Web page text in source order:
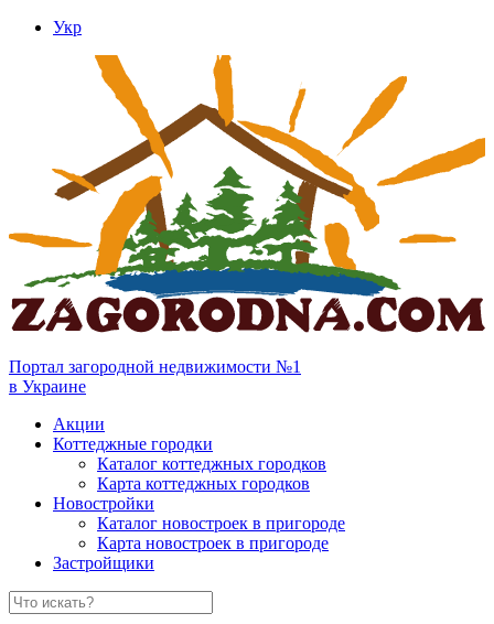
Укр
Портал загородной недвижимости №1
в Украине
Акции
Коттеджные городки
Каталог коттеджных городков
Карта коттеджных городков
Новостройки
Каталог новостроек в пригороде
Карта новостроек в пригороде
Застройщики